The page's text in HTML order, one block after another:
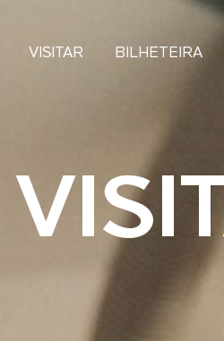
VISITAR BILHETEIRA